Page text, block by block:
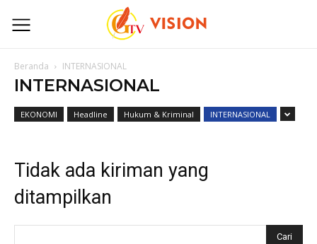
Beranda INTERNASIONAL
INTERNASIONAL
EKONOMI Headline Hukum & Kriminal INTERNASIONAL
Tidak ada kiriman yang
ditampilkan